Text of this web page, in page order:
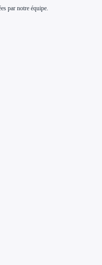
par notre équipe.